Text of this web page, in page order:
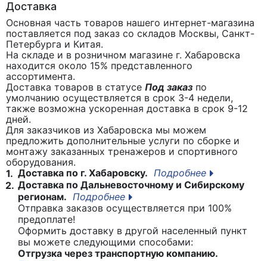
Доставка
Основная часть товаров нашего интернет-магазина
поставляется под заказ со складов Москвы, Санкт-
Петербурга и Китая.
На складе и в розничном магазине г. Хабаровска
находится около 15% представленного
ассортимента.
Доставка товаров в статусе Под заказ по
умолчанию осуществляется в срок 3-4 недели,
также возможна ускоренная доставка в срок 9-12
дней.
Для заказчиков из Хабаровска мы можем
предложить дополнительные услуги по сборке и
монтажу заказанных тренажеров и спортивного
оборудования.
1. Доставка по г. Хабаровску. Подробнее
2. Доставка по Дальневосточному и Сибирскому
регионам. Подробнее
Отправка заказов осуществляется при 100%
предоплате!
Оформить доставку в другой населенный пункт
вы можете следующими способами:
Отгрузка через транспортную компанию.